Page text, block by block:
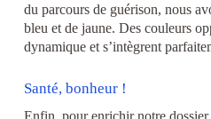
du parcours de guérison, nous
bleu et de jaune. Des couleurs
dynamique et s’intègrent
Santé, bonheur !
Enfin, pour enrichir notre dossier